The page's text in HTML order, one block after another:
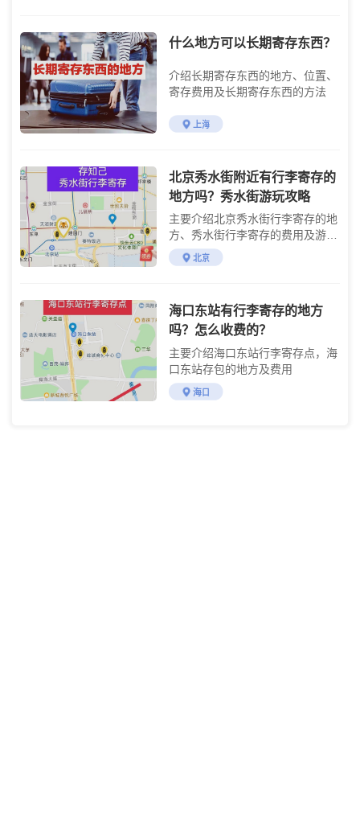
什么地方可以长期寄存东西？
介绍长期寄存东西的地方、位置、
寄存费用及长期寄存东西的方法
上海
北京秀水街附近有行李寄存的
地方吗？秀水街游玩攻略
主要介绍北京秀水街行李寄存的地
方、秀水街行李寄存的费用及游玩
攻略
北京
海口东站有行李寄存的地方
吗？怎么收费的？
主要介绍海口东站行李寄存点，海
口东站存包的地方及费用
海口